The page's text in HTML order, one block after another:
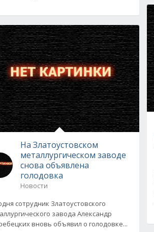
На Златоустовском
металлургическом заводе
снова объявлена
голодовка
Новости
сотрудник Златоустовского
завода Александр
вновь объявил о голодовке...